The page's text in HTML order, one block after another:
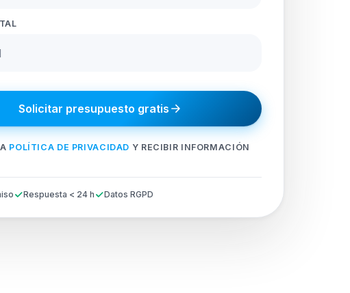
Solicitar presupuesto gratis
POLÍTICA DE PRIVACIDAD Y RECIBIR INFORMACIÓN
Respuesta < 24 h Datos RGPD